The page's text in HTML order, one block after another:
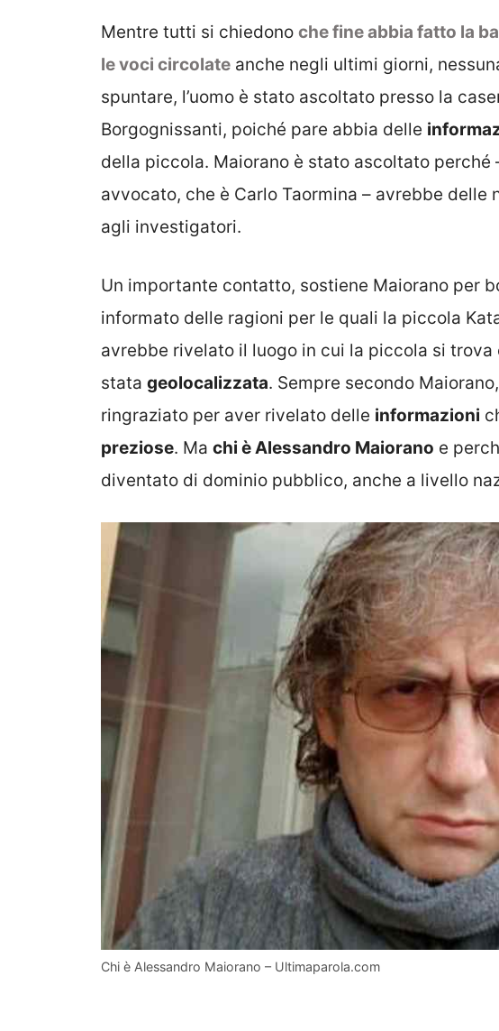
Mentre tutti si chiedono che fine abbia fatto la
le voci circolate anche negli ultimi giorni,
spuntare, l’uomo è stato ascoltato presso la
Borgognissanti, poiché pare abbia delle
della piccola. Maiorano è stato ascoltato perché
avvocato, che è Carlo Taormina – avrebbe
agli investigatori.
Un importante contatto, sostiene Maiorano per
informato delle ragioni per le quali la piccola
avrebbe rivelato il luogo in cui la piccola si
stata geolocalizzata. Sempre secondo
ringraziato per aver rivelato delle informazioni
preziose. Ma chi è Alessandro Maiorano e
diventato di dominio pubblico, anche a livello
Chi è Alessandro Maiorano – Ultimaparola.com